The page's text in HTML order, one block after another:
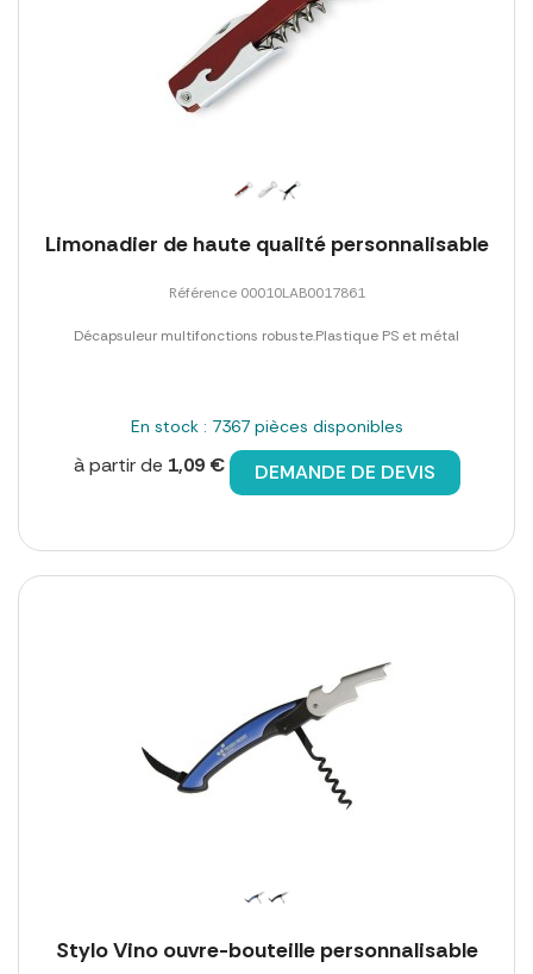
Limonadier de haute qualité personnalisable
Référence 00010LAB0017861
Décapsuleur multifonctions robuste.Plastique PS et métal
En stock : 7367 pièces disponibles
à partir de 1,09 € DEMANDE DE DEVIS
Stylo Vino ouvre-bouteille personnalisable